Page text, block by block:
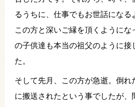
るうちに、仕事でもお世話になる
この方と深いご縁を頂くようにな
の子供達も本当の祖父のように接
た。
そして先月、この方が急逝。倒れ
に搬送されたという事でしたが、